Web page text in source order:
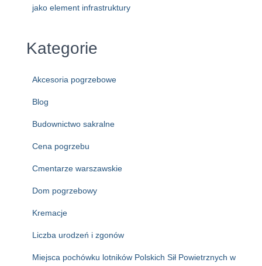
jako element infrastruktury
Kategorie
Akcesoria pogrzebowe
Blog
Budownictwo sakralne
Cena pogrzebu
Cmentarze warszawskie
Dom pogrzebowy
Kremacje
Liczba urodzeń i zgonów
Miejsca pochówku lotników Polskich Sił Powietrznych w